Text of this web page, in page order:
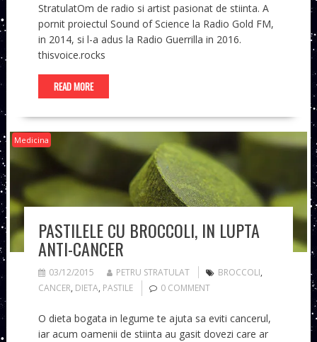
StratulatOm de radio si artist pasionat de stiinta. A
pornit proiectul Sound of Science la Radio Gold FM,
in 2014, si l-a adus la Radio Guerrilla in 2016.
thisvoice.rocks
READ MORE
Medicina
PASTILELE CU BROCCOLI, IN LUPTA
ANTI-CANCER
03/12/2015 PETRU STRATULAT BROCCOLI,
CANCER, DIETA, PASTILE 0 COMMENT
O dieta bogata in legume te ajuta sa eviti cancerul,
iar acum oamenii de stiinta au gasit dovezi care ar